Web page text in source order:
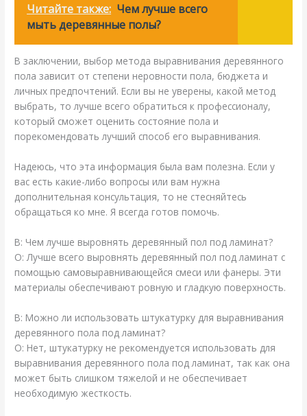
Читайте также: Чем лучше всего
мыть деревянные полы?
В заключении, выбор метода выравнивания деревянного
пола зависит от степени неровности пола, бюджета и
личных предпочтений. Если вы не уверены, какой метод
выбрать, то лучше всего обратиться к профессионалу,
который сможет оценить состояние пола и
порекомендовать лучший способ его выравнивания.
Надеюсь, что эта информация была вам полезна. Если у
вас есть какие-либо вопросы или вам нужна
дополнительная консультация, то не стесняйтесь
обращаться ко мне. Я всегда готов помочь.
В: Чем лучше выровнять деревянный пол под ламинат?
О: Лучше всего выровнять деревянный пол под ламинат с
помощью самовыравнивающейся смеси или фанеры. Эти
материалы обеспечивают ровную и гладкую поверхность.
В: Можно ли использовать штукатурку для выравнивания
деревянного пола под ламинат?
О: Нет, штукатурку не рекомендуется использовать для
выравнивания деревянного пола под ламинат, так как она
может быть слишком тяжелой и не обеспечивает
необходимую жесткость.